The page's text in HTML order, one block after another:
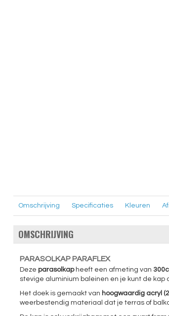
Omschrijving Specificaties Kleuren
OMSCHRIJVING
PARASOLKAP PARAFLEX
Deze parasolkapheeft een afmeting van
stevige aluminium baleinen en je kunt de kap
Het doek is gemaakt van hoogwaardig acryl
weerbestendig materiaal dat je terras of